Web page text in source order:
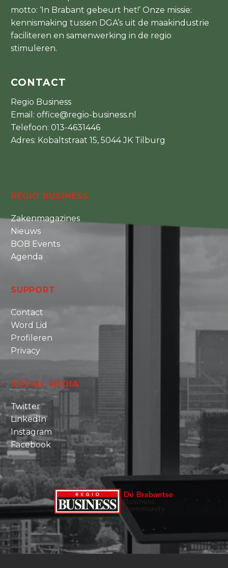
motto: ‘In Brabant gebeurt het!’ Onze missie:
kennismaking tussen DGA’s uit de maakindustrie
faciliteren en samenwerking in de regio
stimuleren.
CONTACT
Regio Business
Email: office@regio-business.nl
Telefoon: 013-4631446
Adres: Kobaltstraat 15, 5044 JK Tilburg
REGIO BUSINESS
Zakenmagazines
Nieuws
BOB Events
Agenda
SUPPORT
Contact
Word Lid
Profileren
Privacy
SOCIAL MEDIA
Twitter
LinkedIn
Instagram
Facebook